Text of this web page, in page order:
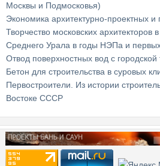
Москвы и Подмосковья)
Экономика архитектурно-проектных
Творчество московских архитекторов
Среднего Урала в годы НЭПа и
Отвод поверхностных вод с городской
Бетон для строительства в суровых
Первостроители. Из истории
Востоке СССР